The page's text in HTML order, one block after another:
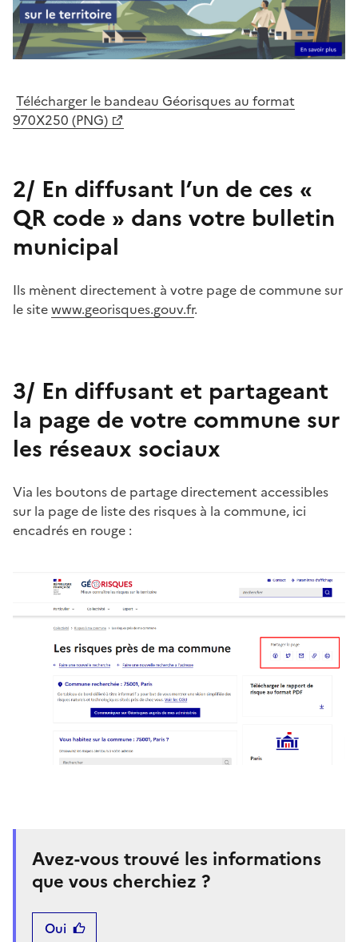
Télécharger le bandeau Géorisques au format
970X250 (PNG)
2/ En diffusant l’un de ces «
QR code » dans votre bulletin
municipal
Ils mènent directement à votre page de commune sur
le sitewww.georisques.gouv.fr.
3/ En diffusant et partageant
la page de votre commune sur
les réseaux sociaux
Via les boutons de partage directement accessibles
sur la page de liste des risques à la commune, ici
encadrés en rouge :
Avez-vous trouvé les informations
que vous cherchiez ?
Oui